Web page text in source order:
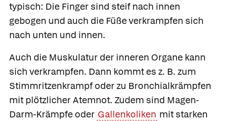
typisch: Die Finger sind steif nach innen
gebogen und auch die Füße verkrampfen sich
nach unten und innen.
Auch die Muskulatur der inneren Organe kann
sich verkrampfen. Dann kommt es z. B. zum
Stimmritzenkrampf oder zu Bronchialkrämpfen
mit plötzlicher Atemnot. Zudem sind Magen-
Darm-Krämpfe oder Gallenkoliken mit starken